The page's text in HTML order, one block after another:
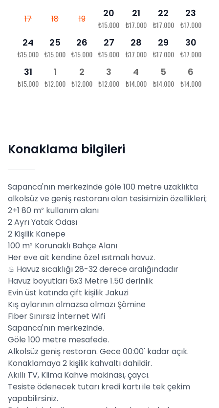
17 18 19 20
₺15.000
21
₺17.000
22
₺17.000
23
₺17.000
24
₺15.000
25
₺15.000
26
₺15.000
27
₺15.000
28
₺17.000
29
₺17.000
30
₺17.000
31
₺15.000
1
₺12.000
2
₺12.000
3
₺12.000
4
₺14.000
5
₺14.000
6
₺14.000
Konaklama bilgileri
Sapanca'nın merkezinde göle 100 metre uzaklıkta
alkolsüz ve geniş restoranı olan tesisimizin özellikleri;
2+1 80 m² kullanım alanı
2 Ayrı Yatak Odası
2 Kişilik Kanepe
100 m² Korunaklı Bahçe Alanı
Her eve ait kendine özel ısıtmalı havuz.
♨ Havuz sıcaklığı 28-32 derece aralığındadır
Havuz boyutları 6x3 Metre 1.50 derinlik
Evin üst katında çift kişilik Jakuzi
Kış aylarının olmazsa olmazı Şömine
Fiber Sınırsız İnternet Wifi
Sapanca'nın merkezinde.
Göle 100 metre mesafede.
Alkolsüz geniş restoran. Gece 00:00' kadar açık.
Konaklamaya 2 kişilik kahvaltı dahildir.
Akıllı TV, Klima Kahve makinası, çaycı.
Tesiste ödenecek tutarı kredi kartı ile tek çekim
yapabilirsiniz.